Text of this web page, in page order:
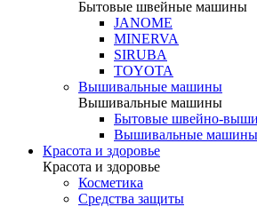
Бытовые швейные машины
JANOME
MINERVA
SIRUBA
TOYOTA
Вышивальные машины
Вышивальные машины
Бытовые швейно-
Вышивальные
Красота и здоровье
Красота и здоровье
Косметика
Средства защиты